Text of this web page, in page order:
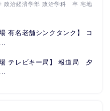
治経済学部 政治学科 卒 宅地
有名老舗シンクタンク】 コ
場 テレビキー局】 報道局 夕